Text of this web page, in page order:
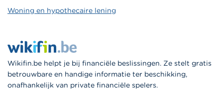
Woning en hypothecaire lening
Wikifin.be helpt je bij financiële beslissingen. Ze stelt gratis
betrouwbare en handige informatie ter beschikking,
onafhankelijk van private financiële spelers.